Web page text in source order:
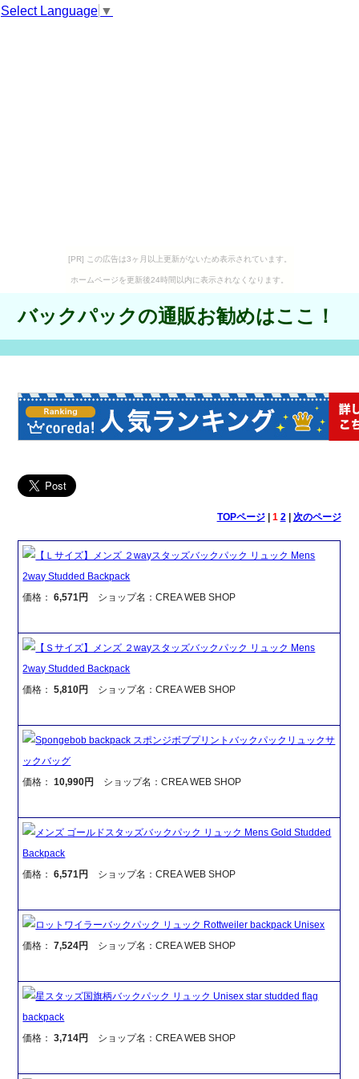
Select Language ▼
[PR] この広告は3ヶ月以上更新がないため表示されています。
ホームページを更新後24時間以内に表示されなくなります。
バックパックの通販お勧めはここ！
TOPページ| 1 2| 次のページ
【Ｌサイズ】メンズ ２wayスタッズバックパック リュック Mens
2way Studded Backpack
価格：6,571円 ショップ名：CREA WEB SHOP
【Ｓサイズ】メンズ ２wayスタッズバックパック リュック Mens
2way Studded Backpack
価格：5,810円 ショップ名：CREA WEB SHOP
Spongebob backpack スポンジボブプリントバックパックリュックサ
ックバッグ
価格：10,990円 ショップ名：CREA WEB SHOP
メンズ ゴールドスタッズバックパック リュック Mens Gold Studded
Backpack
価格：6,571円 ショップ名：CREA WEB SHOP
ロットワイラーバックパック リュック Rottweiler backpack Unisex
価格：7,524円 ショップ名：CREA WEB SHOP
星スタッズ国旗柄バックパック リュック Unisex star studded flag
backpack
価格：3,714円 ショップ名：CREA WEB SHOP